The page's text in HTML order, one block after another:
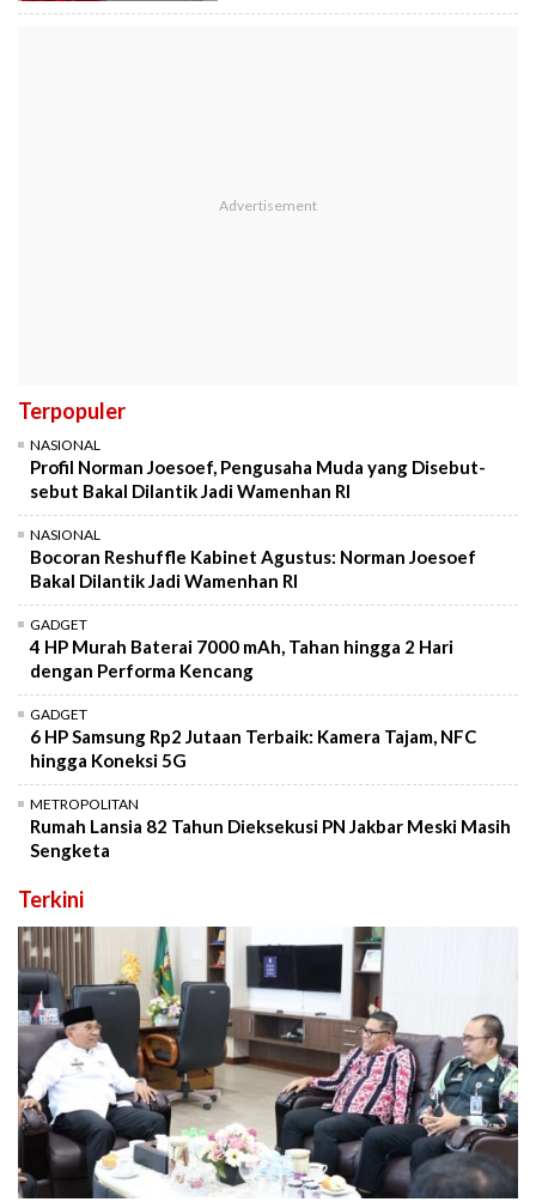
Terpopuler
NASIONAL
Profil Norman Joesoef, Pengusaha Muda yang Disebut-
sebut Bakal Dilantik Jadi Wamenhan RI
NASIONAL
Bocoran Reshuffle Kabinet Agustus: Norman Joesoef
Bakal Dilantik Jadi Wamenhan RI
GADGET
4 HP Murah Baterai 7000 mAh, Tahan hingga 2 Hari
dengan Performa Kencang
GADGET
6 HP Samsung Rp2 Jutaan Terbaik: Kamera Tajam, NFC
hingga Koneksi 5G
METROPOLITAN
Rumah Lansia 82 Tahun Dieksekusi PN Jakbar Meski Masih
Sengketa
Terkini